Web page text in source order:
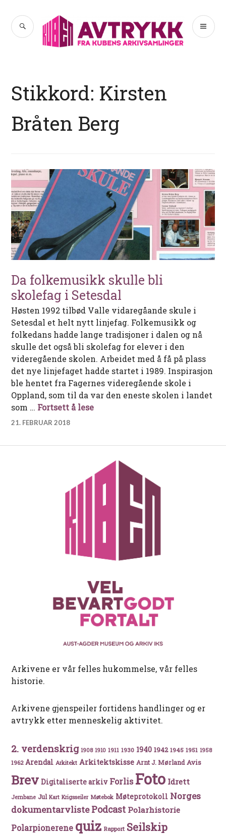
innhold
Avtrykk
SØK
Stikkord: Kirsten
Bråten Berg
Da folkemusikk skulle bli
skolefag i Setesdal
Høsten 1992 tilbød Valle vidaregåande skule i
Setesdal et helt nytt linjefag. Folkemusikk og
folkedans hadde lange tradisjoner i dalen og nå
skulle det også bli skolefag for elever i den
videregående skolen. Arbeidet med å få på plass
det nye linjefaget hadde startet i 1989. Inspirasjon
ble hentet fra Fagernes videregående skole i
Oppland, som til da var den eneste skolen i landet
som … Fortsett å leseDa folkemusikk skulle bli
21. FEBRUAR 2018
Arkivene er vår felles hukommelse, vår felles
historie.
Arkivene gjenspeiler fortidens handlinger og er
avtrykk etter menneskelig aktivitet.
2. verdenskrig 1908 1910 1911 1930 1940 1942 1945 1951 1958
1962 Arendal Arkitekt Arkitektskisse Arnt J. Mørland Avis
Brev Digitaliserte arkiv Forlis Foto Idrett
Jernbane Jul Kart Krigsseiler Møtebok Møteprotokoll Norges
dokumentarvlistePodcast Polarhistorie
Polarpionerene quiz Rapport Seilskip